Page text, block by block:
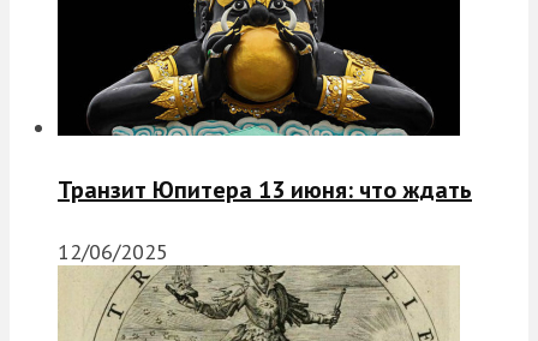
Транзит Юпитера 13 июня: что ждать
12/06/2025